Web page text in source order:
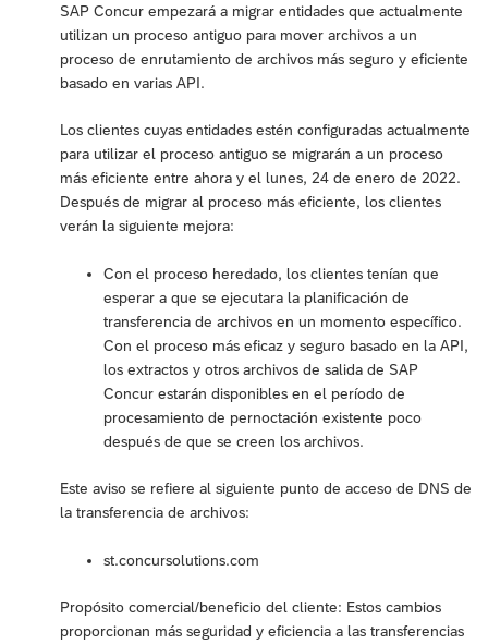
SAP Concur empezará a migrar entidades que actualmente
utilizan un proceso antiguo para mover archivos a un
proceso de enrutamiento de archivos más seguro y eficiente
basado en varias API.
Los clientes cuyas entidades estén configuradas actualmente
para utilizar el proceso antiguo se migrarán a un proceso
más eficiente entre ahora y el lunes, 24 de enero de 2022.
Después de migrar al proceso más eficiente, los clientes
verán la siguiente mejora:
Con el proceso heredado, los clientes tenían que
esperar a que se ejecutara la planificación de
transferencia de archivos en un momento específico.
Con el proceso más eficaz y seguro basado en la API,
los extractos y otros archivos de salida de SAP
Concur estarán disponibles en el período de
procesamiento de pernoctación existente poco
después de que se creen los archivos.
Este aviso se refiere al siguiente punto de acceso de DNS de
la transferencia de archivos:
st.concursolutions.com
Propósito comercial/beneficio del cliente: Estos cambios
proporcionan más seguridad y eficiencia a las transferencias